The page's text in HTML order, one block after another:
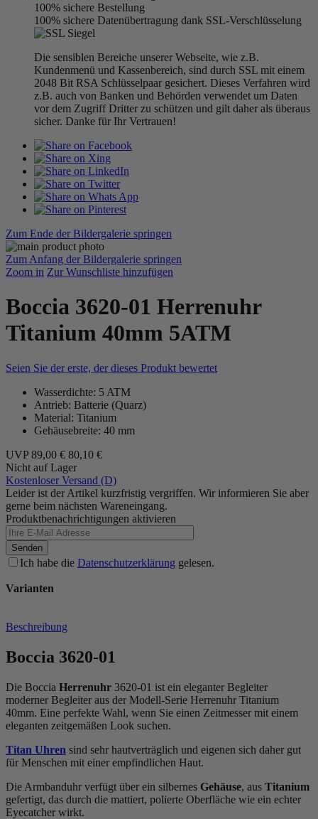
100% sichere Bestellung
100% sichere Datenübertragung dank SSL-Verschlüsselung
Die sensiblen Bereiche unserer Webseite, wie z.B.
Kundenmenü und Kassenbereich, sind durch SSL mit einem
2048 Bit RSA Schlüsselpaar gesichert. Dieses Verfahren wird
z.B. auch von Banken und Behörden verwendet um Daten
vor dem Zugriff Dritter zu schützen und gilt daher als überaus
sicher. Danke für Ihr Vertrauen!
Zum Ende der Bildergalerie springen
Zum Anfang der Bildergalerie springen
Zoom in Zur Wunschliste hinzufügen
Boccia 3620-01 Herrenuhr
Titanium 40mm 5ATM
Seien Sie der erste, der dieses Produkt bewertet
Wasserdichte: 5 ATM
Antrieb: Batterie (Quarz)
Material: Titanium
Gehäusebreite: 40 mm
UVP 89,00 € 80,10 €
Nicht auf Lager
Kostenloser Versand (D)
Leider ist der Artikel kurzfristig vergriffen. Wir informieren Sie aber
gerne beim nächsten Wareneingang.
Produktbenachrichtigungen aktivieren
Senden
Ich habe die Datenschutzerklärung gelesen.
Varianten
Beschreibung
Boccia 3620-01
Die Boccia Herrenuhr 3620-01 ist ein eleganter Begleiter
moderner Begleiter aus der Modell-Serie Herrenuhr Titanium
40mm. Eine perfekte Wahl, wenn Sie einen Zeitmesser mit einem
eleganten zeitgemäßen Look suchen.
Titan Uhren sind sehr hautverträglich und eigenen sich daher gut
für Menschen mit einer empfindlichen Haut.
Die Armbanduhr verfügt über ein silbernes Gehäuse, aus Titanium
gefertigt, das durch die mattiert, polierte Oberfläche wie ein echter
Eyecatcher wirkt.